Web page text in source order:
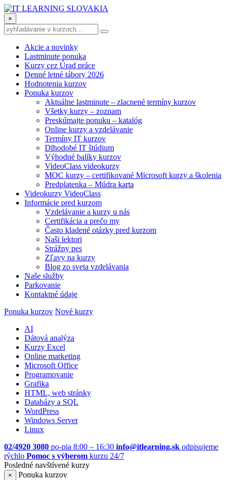
×
Akcie a novinky
Lastminute ponuka
Kurzy cez Úrad práce
Denné letné tábory 2026
Hodnotenia kurzov
Ponuka kurzov
Aktuálne lastminute – zlacnené termíny kurzov
Všetky kurzy – zoznam
Preskúmajte ponuku – katalóg
Online kurzy a vzdelávanie
Termíny IT kurzov
Dlhodobé IT štúdium
Výhodné balíky kurzov
VideoClass videokurzy
MOC kurzy – certifikované Microsoft kurzy a školenia
Predplatenka – Múdra karta
Videokurzy VideoClass
Informácie pred kurzom
Vzdelávanie a kurzy u nás
Certifikácia a prečo my
Často kladené otázky pred kurzom
Naši lektori
Strážny pes
Zľavy na kurzy
Blog zo sveta vzdelávania
Naše služby
Parkovanie
Kontaktné údaje
Ponuka kurzov Nové kurzy
AI
Dátová analýza
Kurzy Excel
Online marketing
Microsoft Office
Programovanie
Grafika
HTML, web stránky
Databázy a SQL
WordPress
Windows Server
Linux
02/4920 3080 po-pia 8:00 – 16:30 info@itlearning.sk odpisujeme
rýchlo Pomoc s výberom kurzu 24/7
Posledné navštívené kurzy
×
Ponuka kurzov